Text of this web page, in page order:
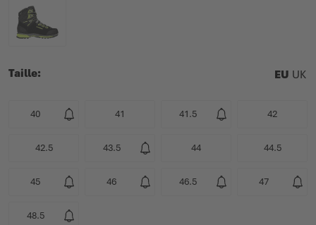
Taille EU UK
40 41 41.5 42
42.5 43.5 44 44.5
45 46 46.5 47
48.5